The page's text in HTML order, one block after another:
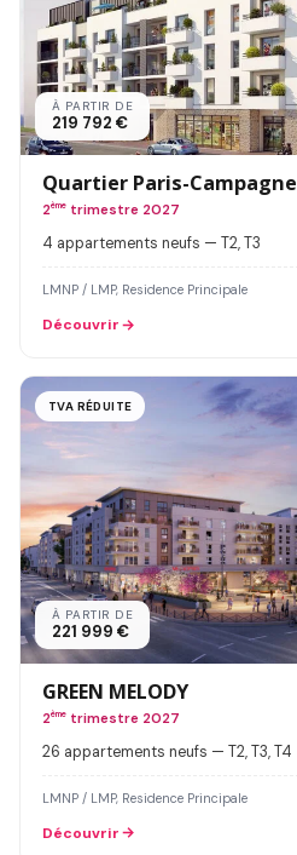
À PARTIR DE
219 792 €
Quartier Paris-Campagne
2ème trimestre 2027
4 appartements neufs — T2, T3
LMNP / LMP, Residence Principale
Découvrir
TVA RÉDUITE
À PARTIR DE
221 999 €
GREEN MELODY
2ème trimestre 2027
26 appartements neufs — T2, T3, T4
LMNP / LMP, Residence Principale
Découvrir